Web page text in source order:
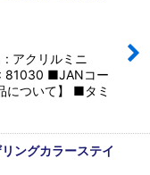
アクリルミニ
81030 ■JANコー
ついて】 ■タミ
ングカラーステイ